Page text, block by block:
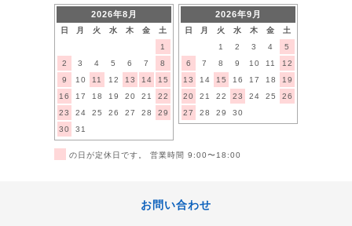
2026年8月
日 月 火 水 木 金
土
1
2
3 4 5 6 7
8
9
10 11 12 13 14
15
16
17 18 19 20 21
22
23
24 25 26 27 28
29
30
31
2026年9月
日 月 火 水 木 金
土
1
2 3 4
5
6
7 8 9 10 11
12
13
14 15 16 17 18
19
20
21 22 23 24 25
26
27
28 29 30
の日が定休日です。 営業時間 9:00〜18:00
お問い合わせ